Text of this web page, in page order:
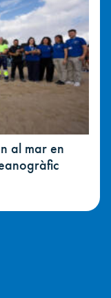
al mar en